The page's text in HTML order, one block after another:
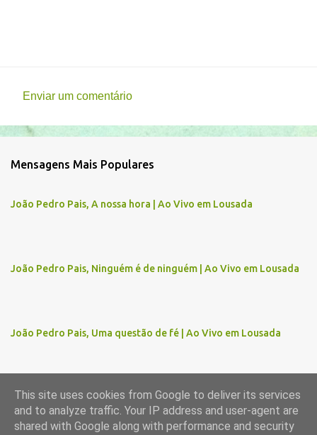
o
e
t
i
Enviar um comentário
Mensagens Mais Populares
João Pedro Pais, A nossa hora | Ao Vivo em Lousada
João Pedro Pais, Ninguém é de ninguém | Ao Vivo em Lousada
João Pedro Pais, Uma questão de fé | Ao Vivo em Lousada
Com tecnologia do Blogger
This site uses cookies from Google to deliver its services
and to analyze traffic. Your IP address and user-agent are
shared with Google along with performance and security